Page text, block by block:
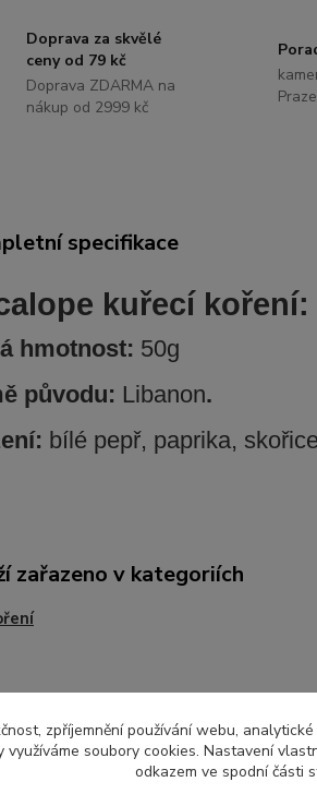
Doprava za skvělé
ceny od 79 kč
Doprava ZDARMA na
nákup od 2999 kč
Praze
specifikace
kuřecí koření:
hmotnost: 50g
původu: Libanon.
bílé pepř, paprika,
zařazeno v kategoriích
zpříjemnění používání webu,
využíváme soubory cookies. Nastavení
odkazem ve spodní části